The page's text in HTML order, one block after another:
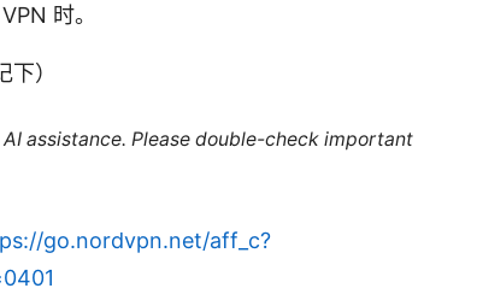
时。
）
assistance. Please double-check important
go.nordvpn.net/aff_c?